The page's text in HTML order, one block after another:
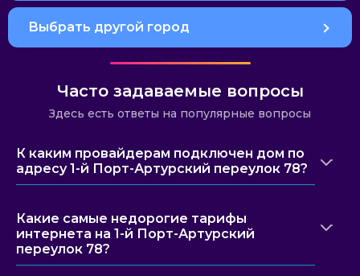
Выбрать другой город
Часто задаваемые вопросы
Здесь есть ответы на популярные вопросы
К каким провайдерам подключен дом по
адресу 1-й Порт-Артурский переулок 78?
Какие самые недорогие тарифы
интернета на 1-й Порт-Артурский
переулок 78?